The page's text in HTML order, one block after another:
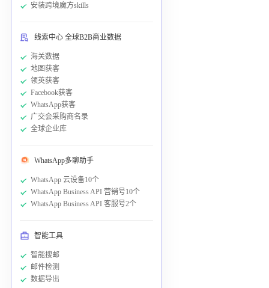
安装跨境魔方skills
线索中心 全球B2B商业数据
海关数据
地图获客
领英获客
Facebook获客
WhatsApp获客
广交会采购商名录
全球企业库
WhatsApp多聊助手
WhatsApp 云设备10个
WhatsApp Business API 营销号10个
WhatsApp Business API 客服号2个
智能工具
智能搜邮
邮件检测
数据导出